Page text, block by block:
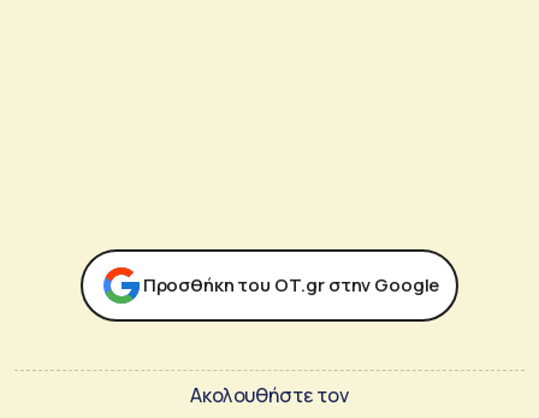
Προσθήκη του ΟΤ.gr στην Google
Ακολουθήστε τον